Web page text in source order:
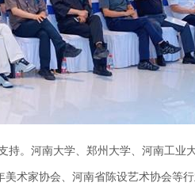
。河南大学、郑州大学、河南工业
术家协会、河南省陈设艺术协会等